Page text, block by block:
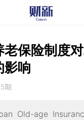
老保险制度
影响
期
Old-age